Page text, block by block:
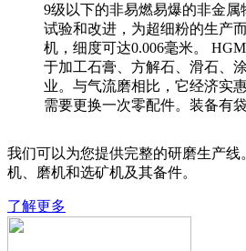
9级以下的非易燃易爆的非金属
试验和改进，为超细粉的生产
机，细度可达0.006毫米。
于加工石膏、方解石、滑石、
业。与气流磨相比，它经济实
需要更换一次零配件。装备有
我们可以为您提供完整的研磨生产
机、磨机和选矿机及其备件。
了解更多